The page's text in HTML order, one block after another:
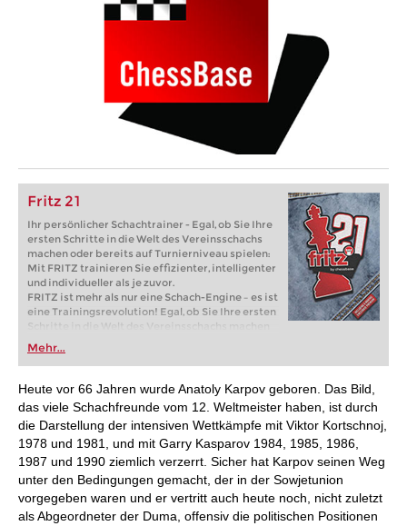
Fritz 21
Ihr persönlicher Schachtrainer - Egal, ob Sie Ihre
ersten Schritte in die Welt des Vereinsschachs
machen oder bereits auf Turnierniveau spielen:
Mit FRITZ trainieren Sie effizienter, intelligenter
und individueller als je zuvor.
FRITZ ist mehr als nur eine Schach-Engine – es ist
eine Trainingsrevolution! Egal, ob Sie Ihre ersten
Schritte in die Welt des Vereinsschachs machen
oder bereits auf Turnierniveau spielen: Mit
FRITZ trainieren Sie effizienter, intelligenter und
individueller als je zuvor.
Mehr...
Heute vor 66 Jahren wurde Anatoly Karpov geboren. Das Bild,
das viele Schachfreunde vom 12. Weltmeister haben, ist durch
die Darstellung der intensiven Wettkämpfe mit Viktor Kortschnoj,
1978 und 1981, und mit Garry Kasparov 1984, 1985, 1986,
1987 und 1990 ziemlich verzerrt. Sicher hat Karpov seinen Weg
unter den Bedingungen gemacht, der in der Sowjetunion
vorgegeben waren und er vertritt auch heute noch, nicht zuletzt
als Abgeordneter der Duma, offensiv die politischen Positionen